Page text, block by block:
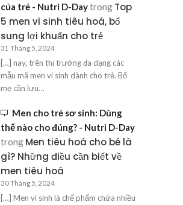
của trẻ - Nutri D-Daytrong Top
5 men vi sinh tiêu hoá, bổ
sung lợi khuẩn cho trẻ
31 Tháng 5, 2024
[…] nay, trên thị trường đa dạng các
mẫu mã men vi sinh dành cho trẻ. Bố
mẹ cần lưu…
Men cho trẻ sơ sinh: Dùng
thế nào cho đúng? - Nutri D-Day
trong Men tiêu hoá cho bé là
gì? Những điều cần biết về
men tiêu hoá
30 Tháng 5, 2024
[…] Men vi sinh là chế phẩm chứa nhiều